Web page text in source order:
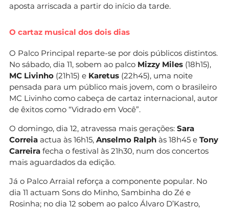
aposta arriscada a partir do início da tarde.
O cartaz musical dos dois dias
O Palco Principal reparte-se por dois públicos distintos.
No sábado, dia 11, sobem ao palco Mizzy Miles (18h15),
MC Livinho (21h15) e Karetus (22h45), uma noite
pensada para um público mais jovem, com o brasileiro
MC Livinho como cabeça de cartaz internacional, autor
de êxitos como “Vidrado em Você”.
O domingo, dia 12, atravessa mais gerações: Sara
Correia actua às 16h15, Anselmo Ralph às 18h45 e Tony
Carreira fecha o festival às 21h30, num dos concertos
mais aguardados da edição.
Já o Palco Arraial reforça a componente popular. No
dia 11 actuam Sons do Minho, Sambinha do Zé e
Rosinha; no dia 12 sobem ao palco Álvaro D’Kastro,